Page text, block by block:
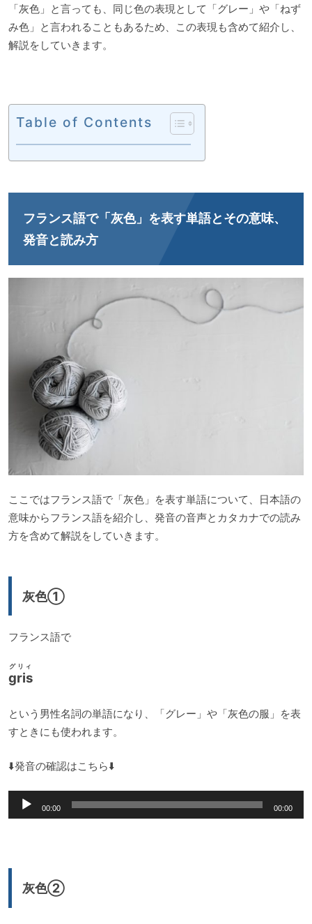
「灰色」と言っても、同じ色の表現として「グレー」や「ねず
み色」と言われることもあるため、この表現も含めて紹介し、
解説をしていきます。
Table of Contents
フランス語で「灰色」を表す単語とその意味、
発音と読み方
ここではフランス語で「灰色」を表す単語について、日本語の
意味からフランス語を紹介し、発音の音声とカタカナでの読み
方を含めて解説をしていきます。
灰色①
フランス語で
gris
グリィ
という男性名詞の単語になり、「グレー」や「灰色の服」を表
すときにも使われます。
⬇️発音の確認はこちら⬇️
声
00:00 00:00
灰色②